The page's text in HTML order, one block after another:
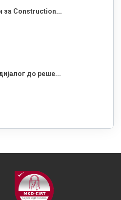
за Construction...
до реше...